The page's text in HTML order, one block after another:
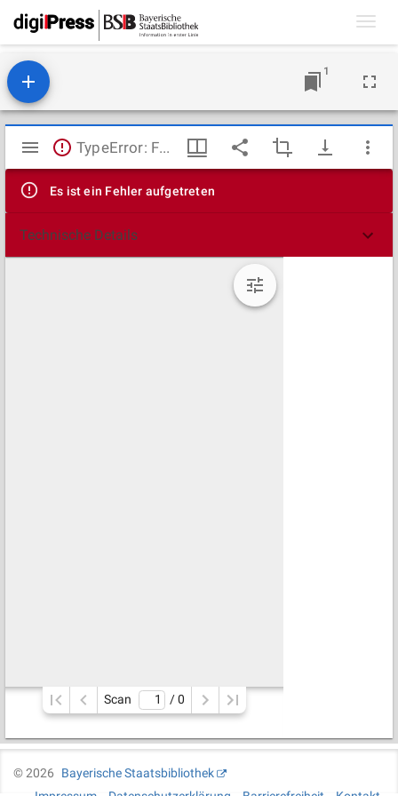
1
Mirador
Viewer
TypeError: Failed to fetch
Es ist ein Fehler aufgetreten
Technische Details
Scan / 0
©2026
Bayerische Staatsbibliothek